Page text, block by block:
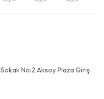
No:2 Aksoy Plaza Giriş